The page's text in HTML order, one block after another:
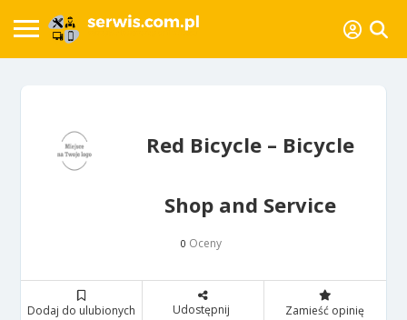
Red Bicycle – Bicycle
Shop and Service
0 Oceny
Dodaj do ulubionych Udostępnij Zamieść opinię